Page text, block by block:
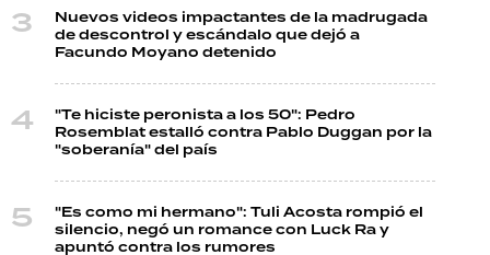
Nuevos videos impactantes de la madrugada
de descontrol y escándalo que dejó a
Facundo Moyano detenido
"Te hiciste peronista a los 50": Pedro
Rosemblat estalló contra Pablo Duggan por la
"soberanía" del país
"Es como mi hermano": Tuli Acosta rompió el
silencio, negó un romance con Luck Ra y
apuntó contra los rumores